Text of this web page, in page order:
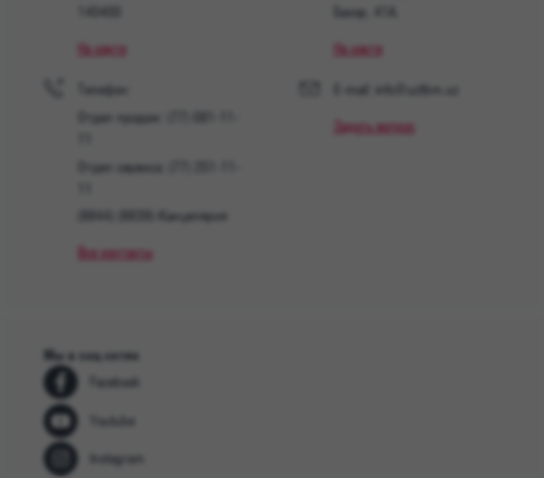
140400
На карте
Бахор, 41A.
На карте
Телефон:
Отдел продаж: (77) 081-11-
Отдел сервиса: (77) 251-11-
(8844) (8839)-Канцелярия
Все контакты
E-mail: info@uztbm.uz
Задать вопрос
Мы в соц сетях
Facebook
Youtube
Instagram